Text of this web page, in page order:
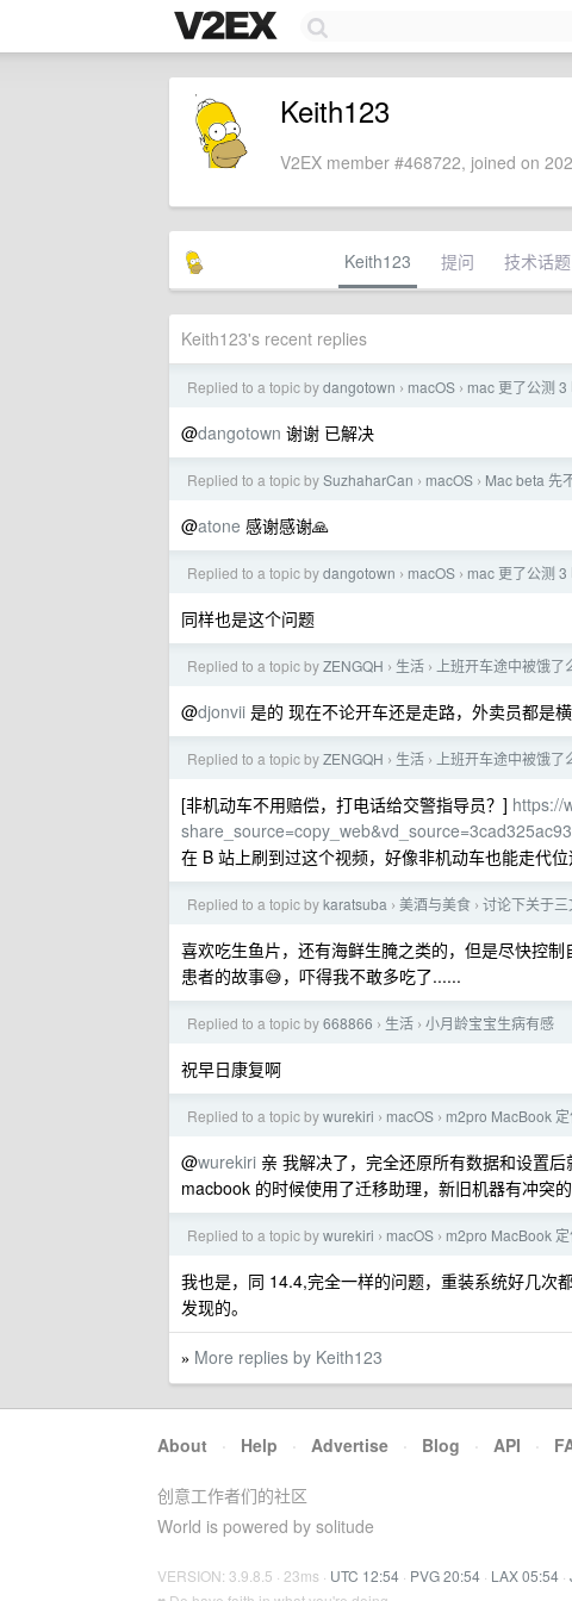
Keith123
V2EX member #468722, joined on
Keith123 提问 技术话题
Keith123's recent replies
Replied to a topic bydangotown › macOS › mac 更了公测
@dangotown 谢谢 已解决
Replied to a topic bySuzhaharCan › macOS › Mac beta 先
@atone 感谢感谢🙏
Replied to a topic bydangotown › macOS › mac 更了公测
同样也是这个问题
Replied to a topic byZENGQH › 生活 › 上班开车途中被饿
@djonvii 是的 现在不论开车还是走路，外卖员都是
Replied to a topic byZENGQH › 生活 › 上班开车途中被饿
[非机动车不用赔偿，打电话给交警指导员？] https://
在 B 站上刷到过这个视频，好像非机动车也能走代位
Replied to a topic bykaratsuba › 美酒与美食 › 讨论下关于
喜欢吃生鱼片，还有海鲜生腌之类的，但是尽快控
患者的故事😅，吓得我不敢多吃了......
Replied to a topic by668866 › 生活 › 小月龄宝宝生病有感
祝早日康复啊
Replied to a topic bywurekiri › macOS › m2pro MacBook
@wurekiri 亲 我解决了，完全还原所有数据和设置
macbook 的时候使用了迁移助理，新旧机器有冲突
Replied to a topic bywurekiri › macOS › m2pro MacBook
我也是，同 14.4,完全一样的问题，重装系统好几次
发现的。
» More replies by Keith123
About · Help · Advertise · Blog · API ·
创意工作者们的社区
World is powered by solitude
VERSION: 3.9.8.5 · 23ms · UTC 12:54 · PVG 20:54 · LAX 05:54 ·